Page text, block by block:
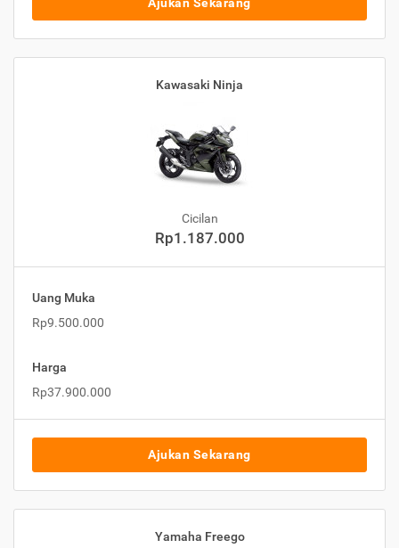
Ajukan Sekarang
Kawasaki Ninja
Cicilan
Rp1.187.000
Uang Muka
Rp9.500.000
Harga
Rp37.900.000
Ajukan Sekarang
Yamaha Freego